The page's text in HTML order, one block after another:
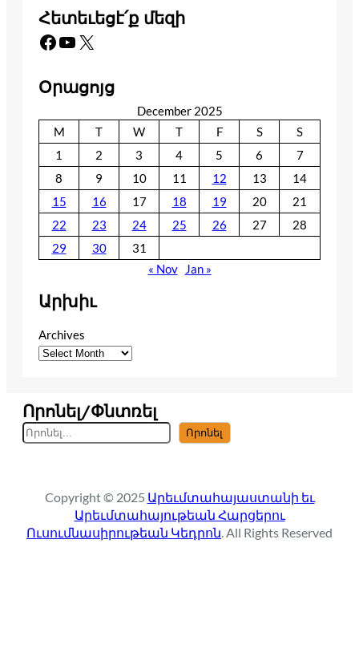
Հետեւեցէ՛ք մեզի
Facebook YouTube X
Օրացոյց
December 2025
M
T W T F S
S
1
2 3 4 5 6
7
8
9 10 11 12 13
14
15
16 17 18 19 20
21
22
23 24 25 26 27
28
29
30
31
« Nov
Jan »
Արխիւ
Archives
Որոնել/Փնտռել
S
e
c
h
Որոնել
Copyright © 2025 Արեւմտահայաստանի եւ
Արեւմտահայութեան Հարցերու
Ուսումնասիրութեան Կեդրոն. All Rights Reserved